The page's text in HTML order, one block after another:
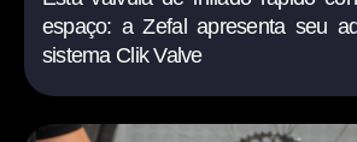
espaço: a Zefal apresenta seu
sistema Clik Valve